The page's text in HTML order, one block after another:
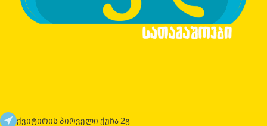
ქვიტირის პირველი ქუჩა 2გ